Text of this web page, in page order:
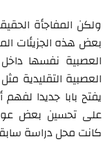
ولكن المفاجأة
العصبية نفسها
العصبية التقليدية
يفتح بابا جديدا لفهم
على تحسين بعض
كانت محل دراسة